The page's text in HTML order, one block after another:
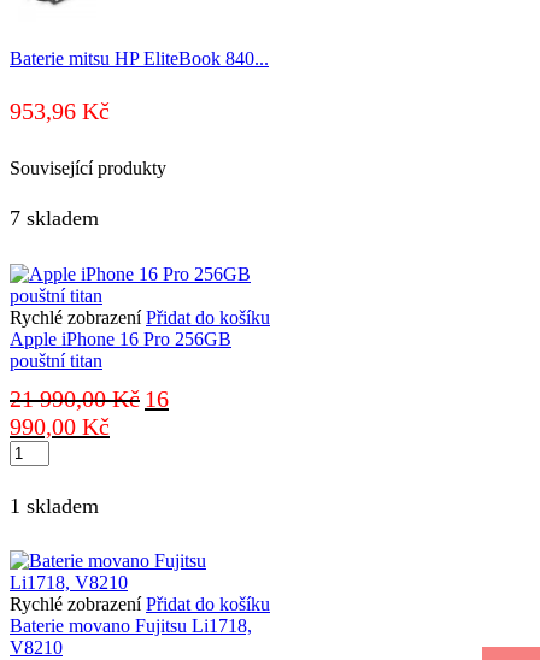
Baterie mitsu HP EliteBook 840...
953,96 Kč
Související produkty
7 skladem
Rychlé zobrazení Přidat do košíku
Apple iPhone 16 Pro 256GB
pouštní titan
21 990,00Kč Původní
cena
16
990,00 KčAktuální
cena
Apple
iPhone
Pro
pouštní
titan
množství
1 skladem
Rychlé zobrazení Přidat do košíku
Baterie movano Fujitsu Li1718,
V8210